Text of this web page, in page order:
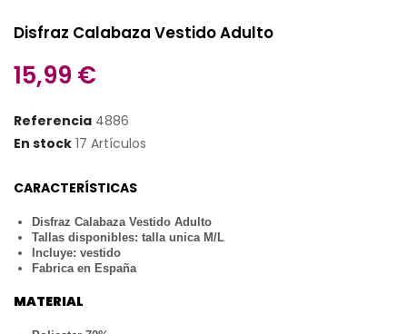
Disfraz Calabaza Vestido Adulto
15,99 €
Referencia 4886
En stock 17 Artículos
CARACTERÍSTICAS
Disfraz Calabaza Vestido Adulto
Tallas disponibles: talla unica M/L
Incluye: vestido
Fabrica en España
MATERIAL